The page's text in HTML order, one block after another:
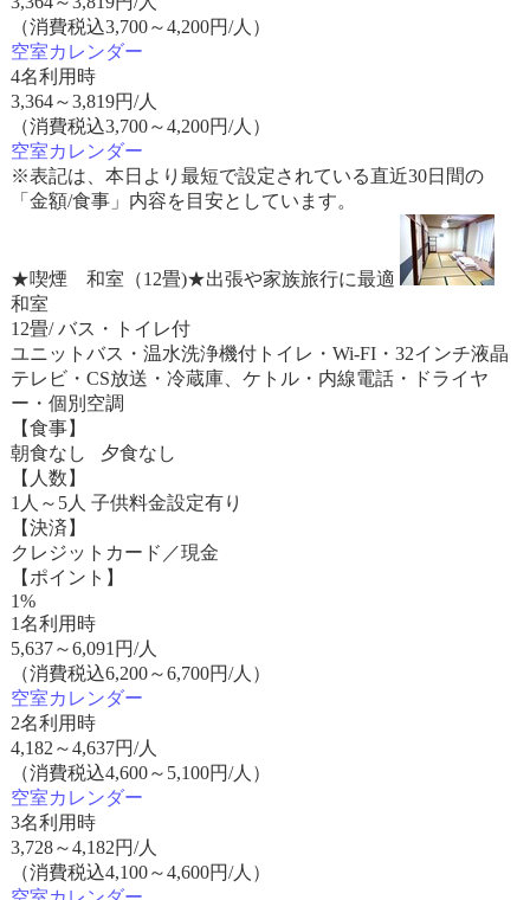
（消費税込3,700～4,200円/人）
空室カレンダー
4名利用時
3,364～3,819円/人
（消費税込3,700～4,200円/人）
空室カレンダー
※表記は、本日より最短で設定されている直近30日間の
「金額/食事」内容を目安としています。
★喫煙 和室（12畳)★出張や家族旅行に最適
和室
12畳/ バス・トイレ付
ユニットバス・温水洗浄機付トイレ・Wi-FI・32インチ液晶
テレビ・CS放送・冷蔵庫、ケトル・内線電話・ドライヤ
ー・個別空調
【食事】
朝食なし 夕食なし
【人数】
1人～5人 子供料金設定有り
【決済】
クレジットカード／現金
【ポイント】
1%
1名利用時
5,637～6,091 円/人
（消費税込6,200～6,700円/人）
空室カレンダー
2名利用時
4,182 ～4,637円/人
（消費税込4,600～5,100円/人）
空室カレンダー
3名利用時
3,728～4,182円/人
（消費税込4,100～4,600円/人）